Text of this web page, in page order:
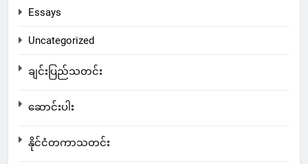
Essays
Uncategorized
ချင်းပြည်သတင်း
ဆောင်းပါး
နိုင်ငံတကာသတင်း